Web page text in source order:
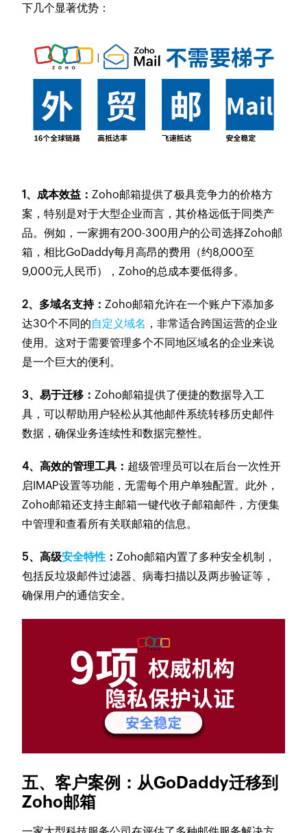
下几个显著优势：
1、成本效益：Zoho邮箱提供了极具竞争力的价格方
案，特别是对于大型企业而言，其价格远低于同类产
品。例如，一家拥有200-300用户的公司选择Zoho邮
箱，相比GoDaddy每月高昂的费用（约8,000至
9,000元人民币），Zoho的总成本要低得多。
2、多域名支持：Zoho邮箱允许在一个账户下添加多
达30个不同的自定义域名 ，非常适合跨国运营的企业
使用。这对于需要管理多个不同地区域名的企业来说
是一个巨大的便利。
3、易于迁移：Zoho邮箱提供了便捷的数据导入工
具，可以帮助用户轻松从其他邮件系统转移历史邮件
数据，确保业务连续性和数据完整性。
4、高效的管理工具： 超级管理员可以在后台一次性开
启IMAP设置等功能，无需每个用户单独配置。此外，
Zoho邮箱还支持主邮箱一键代收子邮箱邮件，方便集
中管理和查看所有关联邮箱的信息。
5、高级安全特性 ：Zoho邮箱内置了多种安全机制，
包括反垃圾邮件过滤器、病毒扫描以及两步验证等，
确保用户的通信安全。
五、客户案例：从GoDaddy迁移到
Zoho邮箱